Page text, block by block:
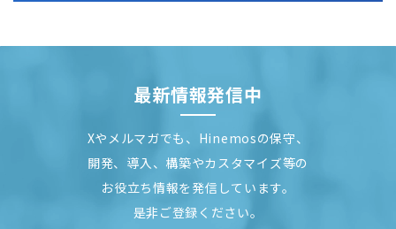
最新情報発信中
Xやメルマガでも、Hinemosの保守、
開発、導入、構築やカスタマイズ等の
お役立ち情報を発信しています。
是非ご登録ください。